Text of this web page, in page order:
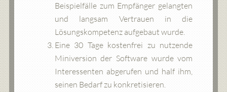
Beispielfälle zum Empfänger gelangten
und langsam Vertrauen in die
Lösungskompetenz aufgebaut wurde.
Eine 30 Tage kostenfrei zu nutzende
Miniversion der Software wurde vom
Interessenten abgerufen und half ihm,
seinen Bedarf zu konkretisieren.